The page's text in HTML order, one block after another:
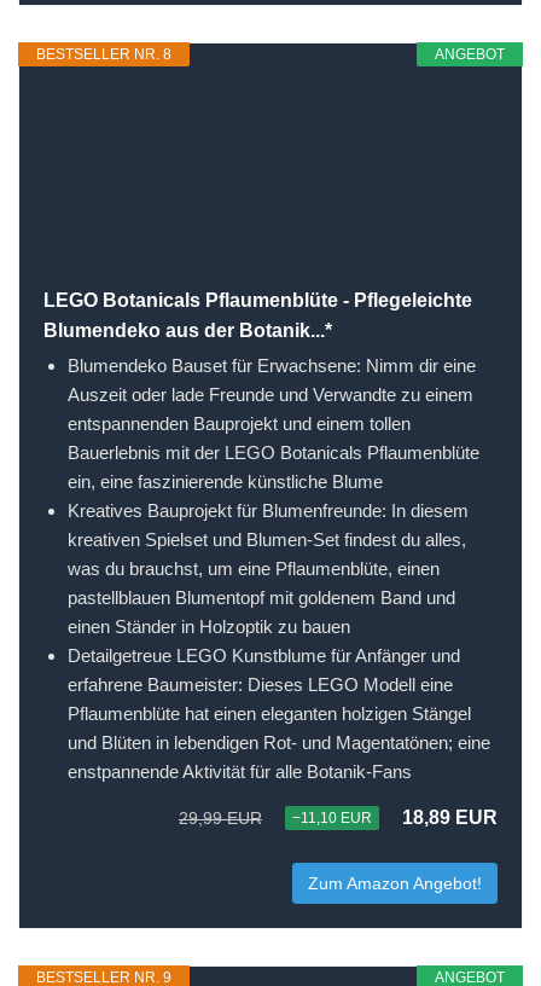
ANGEBOT
BESTSELLER NR. 8
LEGO Botanicals Pflaumenblüte - Pflegeleichte
Blumendeko aus der Botanik...*
Blumendeko Bauset für Erwachsene: Nimm dir eine
Auszeit oder lade Freunde und Verwandte zu einem
entspannenden Bauprojekt und einem tollen
Bauerlebnis mit der LEGO Botanicals Pflaumenblüte
ein, eine faszinierende künstliche Blume
Kreatives Bauprojekt für Blumenfreunde: In diesem
kreativen Spielset und Blumen-Set findest du alles,
was du brauchst, um eine Pflaumenblüte, einen
pastellblauen Blumentopf mit goldenem Band und
einen Ständer in Holzoptik zu bauen
Detailgetreue LEGO Kunstblume für Anfänger und
erfahrene Baumeister: Dieses LEGO Modell eine
Pflaumenblüte hat einen eleganten holzigen Stängel
und Blüten in lebendigen Rot- und Magentatönen; eine
enstpannende Aktivität für alle Botanik-Fans
29,99 EUR −11,10 EUR 18,89 EUR
Zum Amazon Angebot!
ANGEBOT
BESTSELLER NR. 9